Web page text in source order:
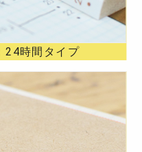
24時間タイプ